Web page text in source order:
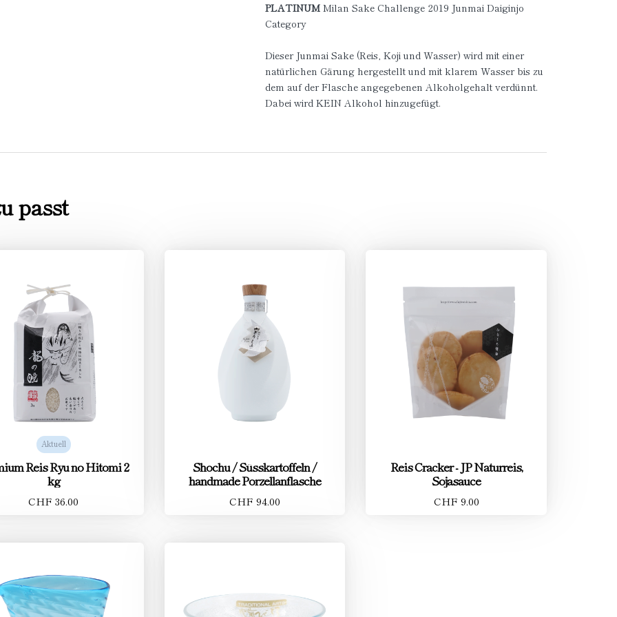
PLATINUM Milan Sake Challenge 2019 Junmai Daiginjo
Category
Dieser Junmai Sake (Reis, Koji und Wasser) wird mit einer
natürlichen Gärung hergestellt und mit klarem Wasser bis zu
dem auf der Flasche angegebenen Alkoholgehalt verdünnt.
Dabei wird KEIN Alkohol hinzugefügt.
passt
Aktuell
Reis Ryu no Hitomi 2
kg
CHF 36.00
Shochu / Süsskartoffeln /
handmade Porzellanflasche
CHF 94.00
Reis Cracker - JP Naturreis,
Sojasauce
CHF 9.00